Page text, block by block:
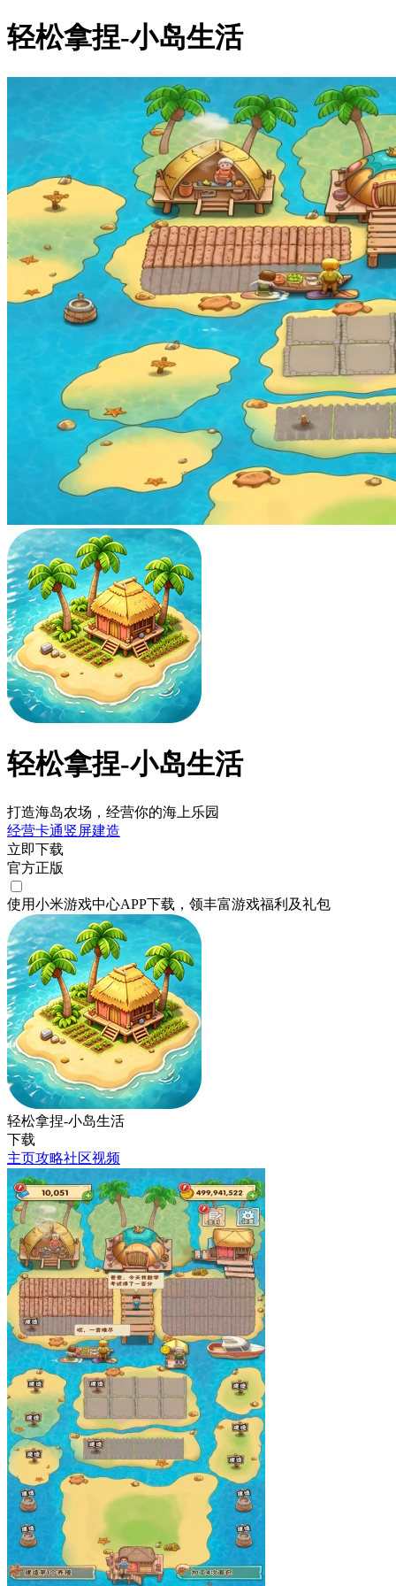
轻松拿捏-小岛生活
轻松拿捏-小岛生活
打造海岛农场，经营你的海上乐园
经营卡通竖屏建造
立即下载
官方正版
使用小米游戏中心APP下载 ，领丰富游戏福利 及礼包
轻松拿捏-小岛生活
下载
主页攻略社区视频